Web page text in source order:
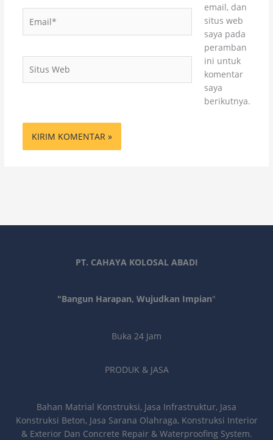
Web
email, dan
situs web
saya pada
peramban
ini untuk
komentar
saya
berikutnya.
PT. CAHAYA KOLOSAL ABADI
"Bangun Harapan, Wujudkan Impian"
Buka 24 Jam
PRODUK & JASA
Bahan Matrial Konstruksi, Jasa Infrastruktur, Jasa
Konstruksi Beton, Jasa Sarana Olahraga, Konstruksi Interior
& Exterior Dan Concrete Repair & Waterproofing System.